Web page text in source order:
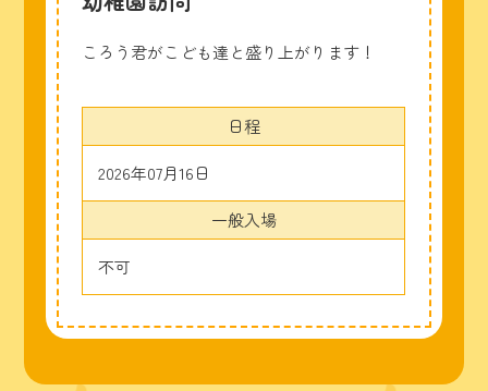
ころう君がこども達と盛り上がります！
日程
2026年07月16日
一般入場
不可